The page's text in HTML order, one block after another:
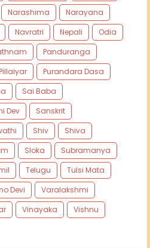
Narashima
Narayana
Navratri Nepali
Odia
Panduranga
Purandara Dasa
Sai Baba
Dev
Sanskrit
Shiv
Shiva
Sloka
Subramanya
Telugu
Tulsi Mata
Devi
Varalakshmi
Vinayaka
Vishnu